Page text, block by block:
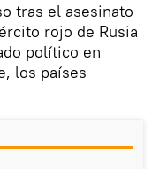
tras el asesinato
rojo de Rusia
político en
los países